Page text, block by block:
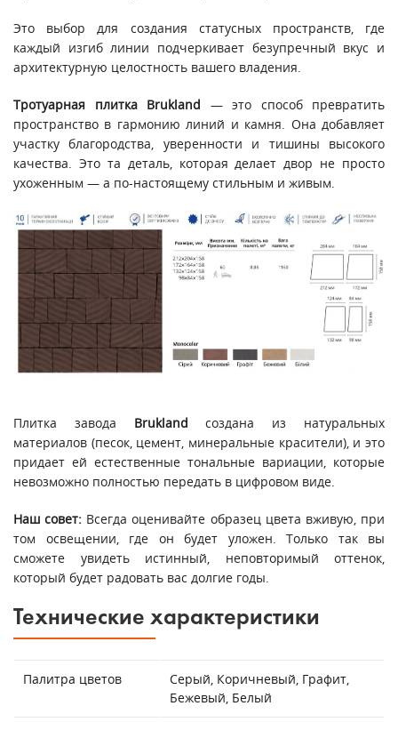
Это выбор для создания статусных пространств, где
каждый изгиб линии подчеркивает безупречный вкус и
архитектурную целостность вашего владения.
Тротуарная плитка Brukland — это способ превратить
пространство в гармонию линий и камня. Она добавляет
участку благородства, уверенности и тишины высокого
качества. Это та деталь, которая делает двор не просто
ухоженным — а по-настоящему стильным и живым.
Плитка завода Вruklandсоздана из натуральных
материалов (песок, цемент, минеральные красители), и это
придает ей естественные тональные вариации, которые
невозможно полностью передать в цифровом виде.
Наш совет: Всегда оценивайте образец цвета вживую, при
том освещении, где он будет уложен. Только так вы
сможете увидеть истинный, неповторимый оттенок,
который будет радовать вас долгие годы.
Технические характеристики
Палитра цветов
Серый, Коричневый, Графит,
Бежевый, Белый